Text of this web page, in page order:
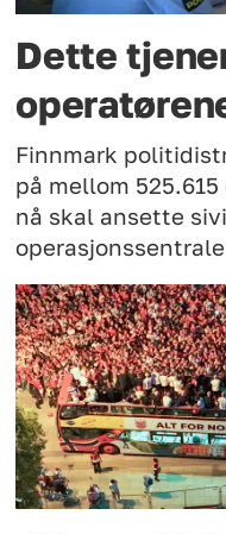
Dette
Finnmark
på mellom
nå skal ansette